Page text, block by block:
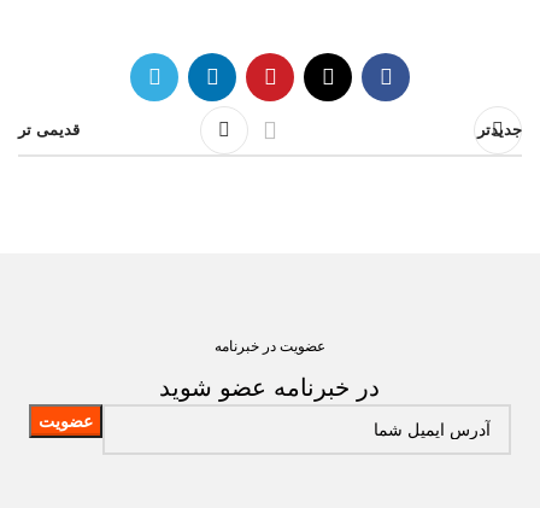
جدیدتر قدیمی تر
عضویت در خبرنامه
در خبرنامه عضو شوید